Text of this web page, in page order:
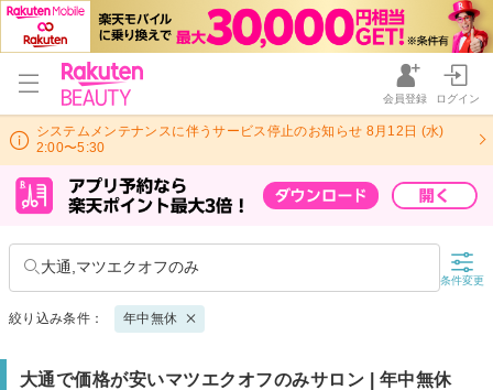
会員登録 ログイン
システムメンテナンスに伴うサービス停止のお知らせ 8月12日 (水)
2:00〜5:30
大通,マツエクオフのみ
条件変更
絞り込み条件： 年中無休
大通で価格が安いマツエクオフのみサロン | 年中無休